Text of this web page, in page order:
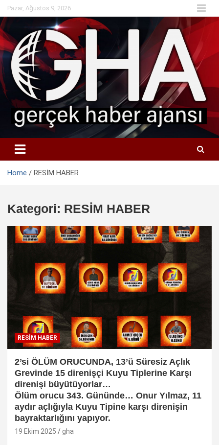
Skip
to
content
Pazar, Ağustos 9, 2026
Home RESİM HABER
Kategori: RESİM HABER
RESİM HABER
2’si ÖLÜM ORUCUNDA, 13’ü Süresiz Açlık
Grevinde 15 direnişçi Kuyu Tiplerine Karşı
direnişi büyütüyorlar…
Ölüm orucu 343. Gününde… Onur Yılmaz, 11
aydır açlığıyla Kuyu Tipine karşı direnişin
bayraktarlığını yapıyor.
19 Ekim 2025 gha